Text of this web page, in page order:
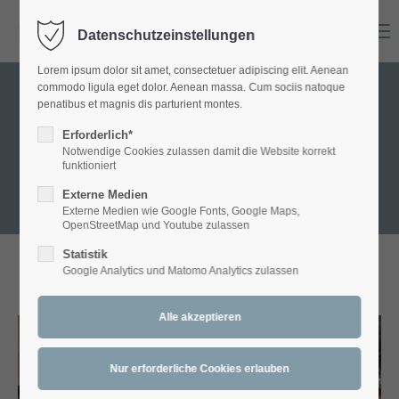
Login
Benutzername
Passwort
Anmelden
Support
Lorem ipsum dolor sit amet:
GALLERY - Andi
ANDI:Diverses
BM Mag. K. Schneeberger, H.
Andy Borg & W. Lindner Band,
Datenschutzeinstellungen
Lorem ipsum dolor sit amet, consectetuer adipiscing elit. Aenean
commodo ligula eget dolor. Aenean massa. Cum sociis natoque
penatibus et magnis dis parturient montes.
Erforderlich*
Notwendige Cookies zulassen damit die Website korrekt
funktioniert
Externe Medien
Externe Medien wie Google Fonts, Google Maps,
OpenStreetMap und Youtube zulassen
Statistik
Google Analytics und Matomo Analytics zulassen